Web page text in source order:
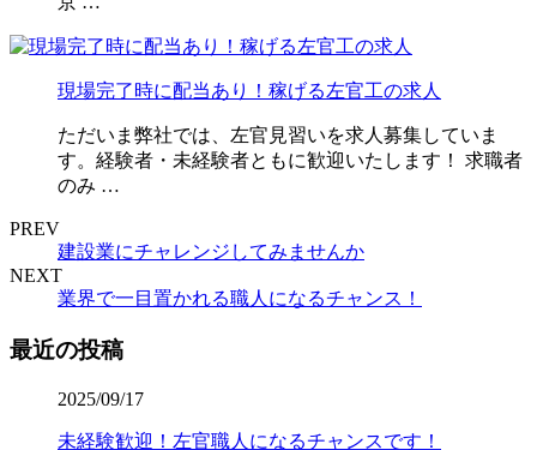
現場完了時に配当あり！稼げる左官工の求人
ただいま弊社では、左官見習いを求人募集していま
す。経験者・未経験者ともに歓迎いたします！ 求職者
のみ …
PREV
建設業にチャレンジしてみませんか
NEXT
業界で一目置かれる職人になるチャンス！
最近の投稿
2025/09/17
未経験歓迎！左官職人になるチャンスです！